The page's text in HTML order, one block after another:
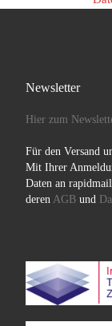
Newsletter
Hier zum
Für den Versand
Mit Ihrer
Daten an
deren AGBund